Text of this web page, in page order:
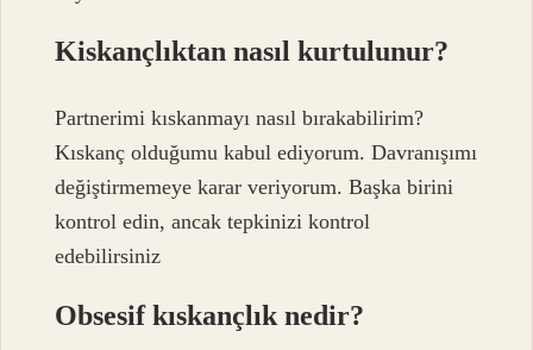
Kiskançlıktan nasıl kurtulunur?
Partnerimi kıskanmayı nasıl bırakabilirim?
Kıskanç olduğumu kabul ediyorum. Davranışımı
değiştirmemeye karar veriyorum. Başka birini
kontrol edin, ancak tepkinizi kontrol
edebilirsiniz
Obsesif kıskançlık nedir?